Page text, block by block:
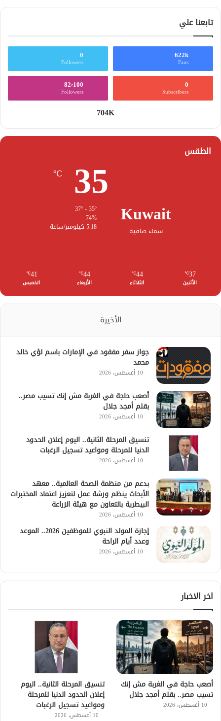
تابعنا علي
622k
Fans
0
Followers
0
Subscribers
82٬100
Followers
704K
الطقس
Kuwait
سماء صافية
35
℃
74%
5.18 كيلومتر/ساعة
37
℃
الأثنين
44
℃
الثلاثاء
44
℃
الأربعاء
41
℃
الخميس
الأخيرة
جواز سفر مفقود في الإمارات باسم لؤي خالد
محمد
10 أغسطس، 2026
أصعب حاجة في الغربة مش إنك تسيب مصر..
بقلم أمجد جلال
10 أغسطس، 2026
تنسيق المرحلة الثانية.. اليوم إعلان الحدود
الدنيا للمرحلة ومواعيد تسجيل الرغبات
10 أغسطس، 2026
بدعم من منظمة الصحة العالمية.. معهد
الأبحاث ينظم ورشة عمل لتعزيز اعتماد المختبرات
البيطرية بالتعاون مع هيئة الزراعة
10 أغسطس، 2026
إجازة المولد النبوي للموظفين 2026.. الموعد
وعدد أيام الراحة
10 أغسطس، 2026
اخر الاخبار
أصعب حاجة في الغربة مش إنك
تسيب مصر.. بقلم أمجد جلال
10 أغسطس، 2026
تنسيق المرحلة الثانية.. اليوم
إعلان الحدود الدنيا للمرحلة
ومواعيد تسجيل الرغبات
10 أغسطس، 2026